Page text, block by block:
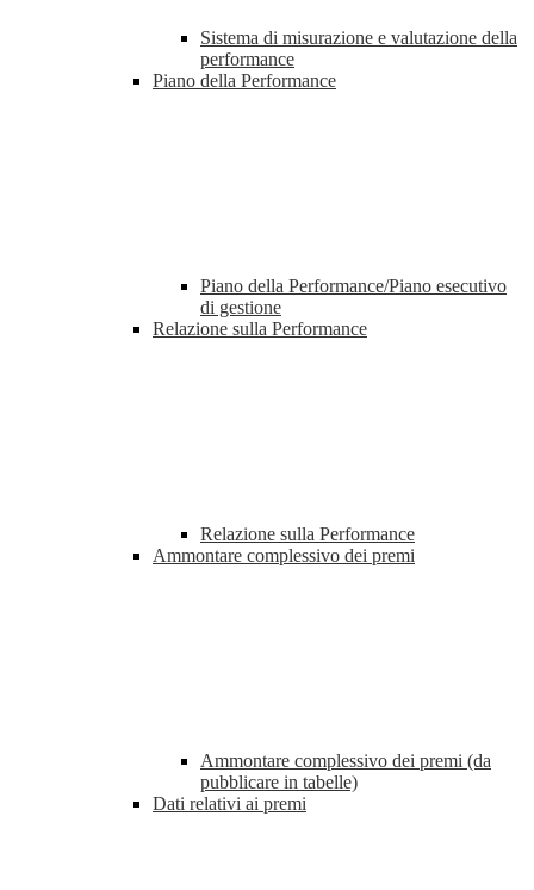
Sistema di misurazione e valutazione della
performance
Piano della Performance
Piano della Performance/Piano esecutivo
di gestione
Relazione sulla Performance
Relazione sulla Performance
Ammontare complessivo dei premi
Ammontare complessivo dei premi (da
pubblicare in tabelle)
Dati relativi ai premi